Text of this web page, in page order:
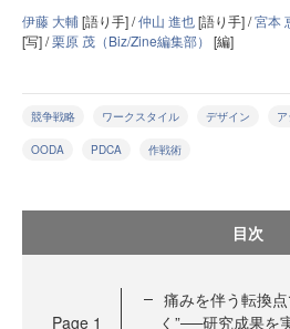
伊藤 大輔[語り手] /仲山 進也[語り手] /宮本
[写] /栗原 茂（Biz/Zine編集部） [編]
競争戦略 ワークスタイル デザイン
OODA PDCA 作戦術
目次
Page 1
痛みを伴う転換
く”──研究成果を